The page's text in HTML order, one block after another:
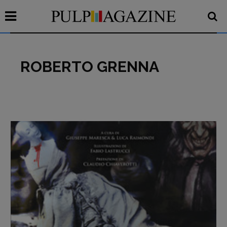
Interviste
RUBRICHE
Archeologie del
presente
Fumetti
Libro & Film
Pulp for kids
ROBERTO GRENNA